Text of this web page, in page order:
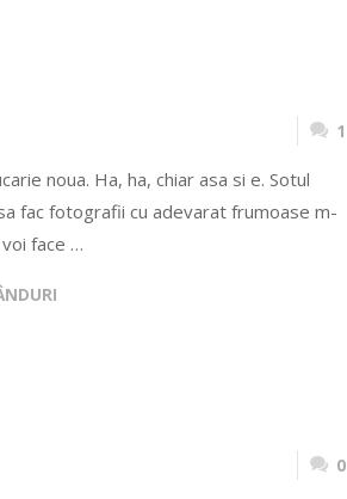
1
noua. Ha, ha, chiar asa si e. Sotul
fac fotografii cu adevarat frumoase m-
face …
0